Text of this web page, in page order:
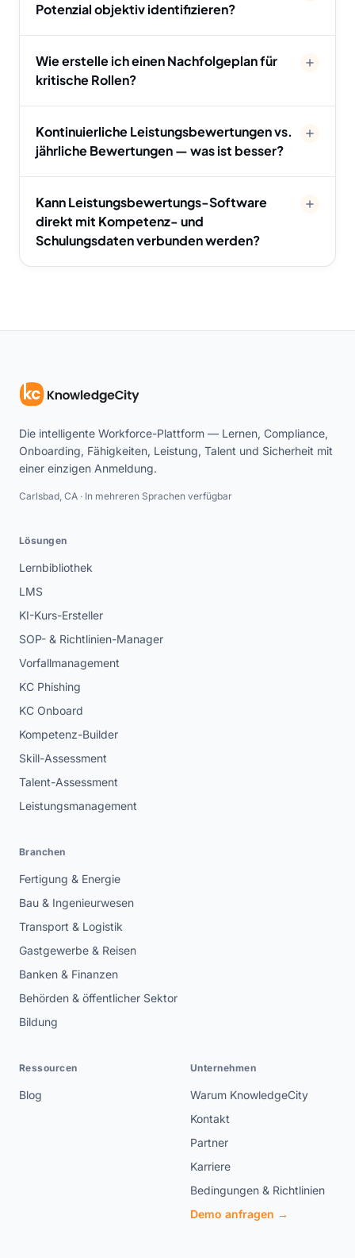
Potenzial objektiv identifizieren?
Wie erstelle ich einen Nachfolgeplan für
kritische Rollen?
Kontinuierliche Leistungsbewertungen vs.
jährliche Bewertungen — was ist besser?
Kann Leistungsbewertungs-Software
direkt mit Kompetenz- und
Schulungsdaten verbunden werden?
Die intelligente Workforce-Plattform — Lernen, Compliance,
Onboarding, Fähigkeiten, Leistung, Talent und Sicherheit mit
einer einzigen Anmeldung.
Carlsbad, CA · In mehreren Sprachen verfügbar
Lösungen
Lernbibliothek
LMS
KI-Kurs-Ersteller
SOP- & Richtlinien-Manager
Vorfallmanagement
KC Phishing
KC Onboard
Kompetenz-Builder
Skill-Assessment
Talent-Assessment
Leistungsmanagement
Branchen
Fertigung & Energie
Bau & Ingenieurwesen
Transport & Logistik
Gastgewerbe & Reisen
Banken & Finanzen
Behörden & öffentlicher Sektor
Bildung
Ressourcen
Blog
Unternehmen
Warum KnowledgeCity
Kontakt
Partner
Karriere
Bedingungen & Richtlinien
Demo anfragen →